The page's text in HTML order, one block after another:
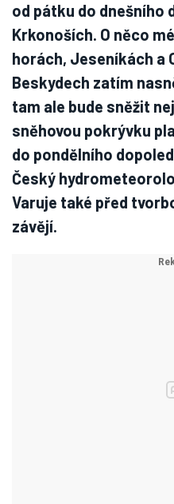
od pátku do dnešního
Krkonoších. O něco
horách, Jeseníkách a
Beskydech zatím
tam ale bude sněžit
sněhovou pokrývku
do pondělního
Český
Varuje také před
závějí.